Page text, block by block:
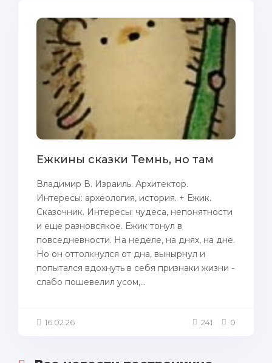
Ежкины сказки Темнь, но там
Владимир В. Израиль. Архитектор.
Интересы: археология, история. + Ежик.
Сказочник. Интересы: чудеса, непонятности
и еще разновсякое. Ежик тонул в
повседневности. На неделе, на днях, на дне.
Но он оттолкнулся от дна, вынырнул и
попытался вдохнуть в себя признаки жизни -
слабо пошевелил усом,...
16.02.26 241 0